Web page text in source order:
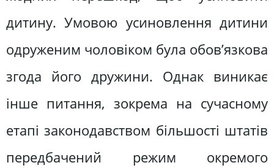
дитину. Умовою усиновлення дитини
одруженим чоловіком була обов’язкова
згода його дружини. Однак виникає
інше питання, зокрема на сучасному
етапі законодавством більшості штатів
передбачений режим окремого